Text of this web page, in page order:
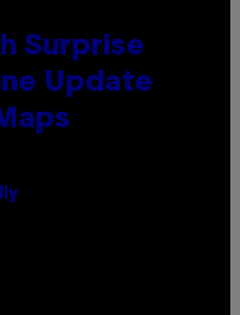
Surprise
Update